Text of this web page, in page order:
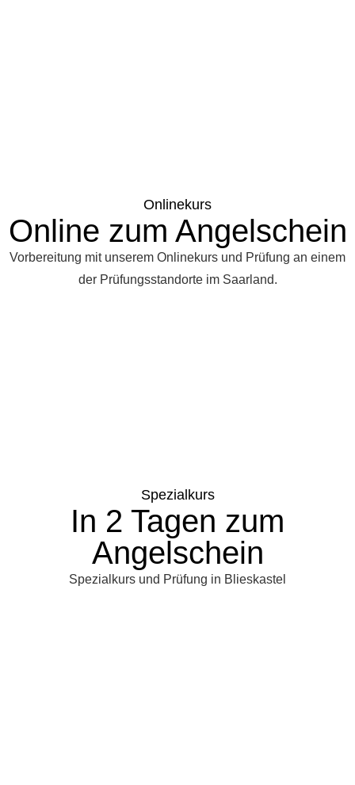
Onlinekurs
Online zum Angelschein
Vorbereitung mit unserem Onlinekurs und Prüfung an einem
der Prüfungsstandorte im Saarland.
Spezialkurs
In 2 Tagen zum
Angelschein
Spezialkurs und Prüfung in Blieskastel